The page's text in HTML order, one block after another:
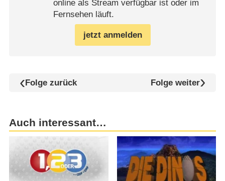
online als Stream verfügbar ist oder im
Fernsehen läuft.
jetzt anmelden
Folge zurück Folge weiter
Auch interessant…